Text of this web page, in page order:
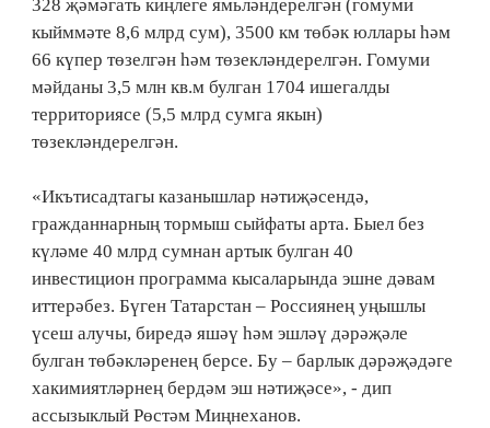
328 җәмәгать киңлеге ямьләндерелгән (гомуми
кыйммәте 8,6 млрд сум), 3500 км төбәк юллары һәм
66 күпер төзелгән һәм төзекләндерелгән. Гомуми
мәйданы 3,5 млн кв.м булган 1704 ишегалды
территориясе (5,5 млрд сумга якын)
төзекләндерелгән.
«Икътисадтагы казанышлар нәтиҗәсендә,
гражданнарның тормыш сыйфаты арта. Быел без
күләме 40 млрд сумнан артык булган 40
инвестицион программа кысаларында эшне дәвам
иттерәбез. Бүген Татарстан – Россиянең уңышлы
үсеш алучы, биредә яшәү һәм эшләү дәрәҗәле
булган төбәкләренең берсе. Бу – барлык дәрәҗәдәге
хакимиятләрнең бердәм эш нәтиҗәсе», - дип
ассызыклый Рөстәм Миңнеханов.